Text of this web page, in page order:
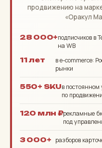
продвижению на
«Оракул
28 000+подписчиков в
на WB
11 лет
в e-commerce:
рынки
550+ SKUв постоянном
по
120 млн ₽рекламные
под
3 000+ разборов